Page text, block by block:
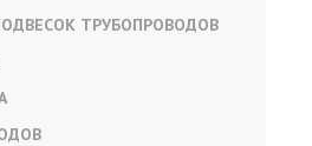
ТРУБОПРОВОДОВ